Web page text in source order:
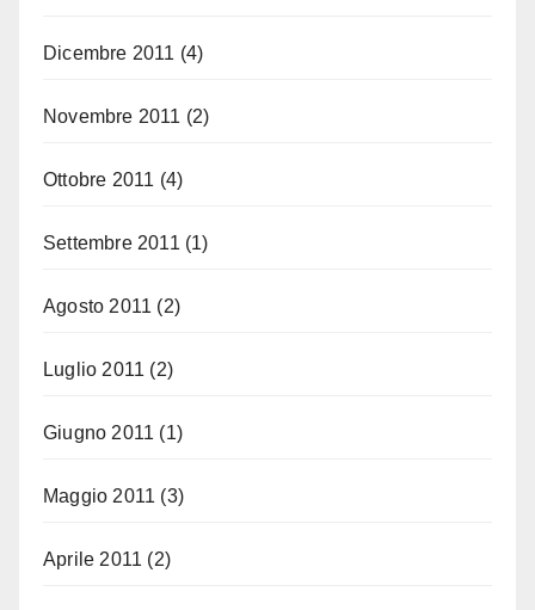
Dicembre 2011 (4)
Novembre 2011 (2)
Ottobre 2011 (4)
Settembre 2011 (1)
Agosto 2011 (2)
Luglio 2011 (2)
Giugno 2011 (1)
Maggio 2011 (3)
Aprile 2011 (2)